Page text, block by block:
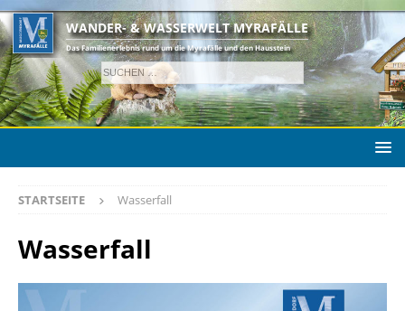
WANDER- & WASSERWELT MYRAFÄLLE
Das Familienerlebnis rund um die Myrafälle und den Hausstein
STARTSEITE Wasserfall
Wasserfall